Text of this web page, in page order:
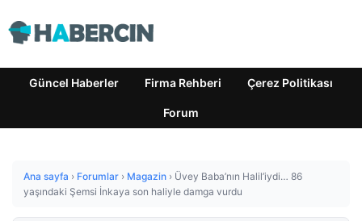
Güncel Haberler Firma Rehberi Çerez Politikası
Forum
Ana sayfa › Forumlar › Magazin › Üvey Baba’nın Halil’iydi… 86
yaşındaki Şemsi İnkaya son haliyle damga vurdu